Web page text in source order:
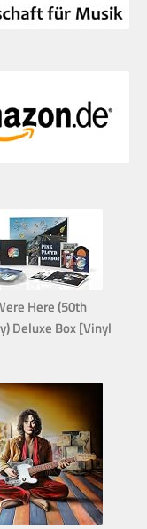
Here (50th
Deluxe Box [Vinyl